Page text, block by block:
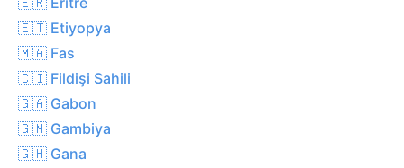
🇪🇹 Etiyopya
🇲🇦 Fas
🇨🇮 Fildişi Sahili
🇬🇦 Gabon
🇬🇲 Gambiya
🇬🇭 Gana